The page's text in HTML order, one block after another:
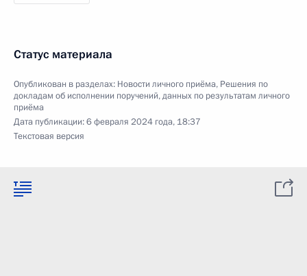
Статус материала
Опубликован в разделах: Новости личного приёма, Решения по
докладам об исполнении поручений, данных по результатам личного
приёма
Дата публикации:6 февраля 2024 года, 18:37
Текстовая версия